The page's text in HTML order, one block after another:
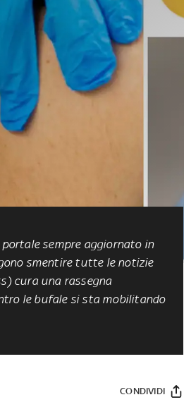
sempre aggiornato in
smentire tutte le notizie
cura una rassegna
le bufale si sta mobilitando
CONDIVIDI